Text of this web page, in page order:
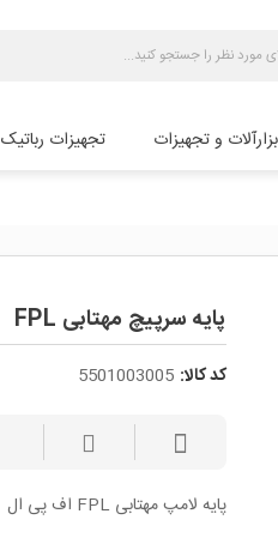
و تجهیزات تجهیزات رباتیک
پایه سرپیچ مهتابی FPL
کد کالا: 5501003005
پایه لامپ مهتابی FPL اف پی ال